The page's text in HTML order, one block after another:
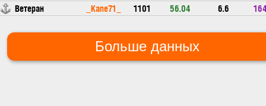
Ветеран
_Kane71_ 1101 56.04 6.6
Больше данных